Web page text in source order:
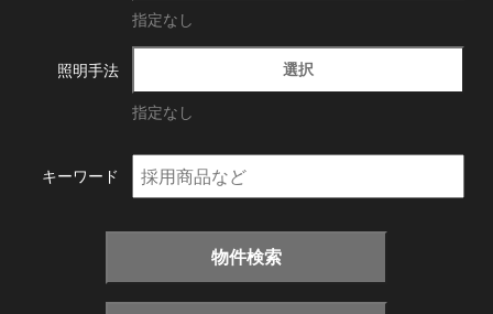
指定なし
照明手法 選択
指定なし
キーワード
物件検索